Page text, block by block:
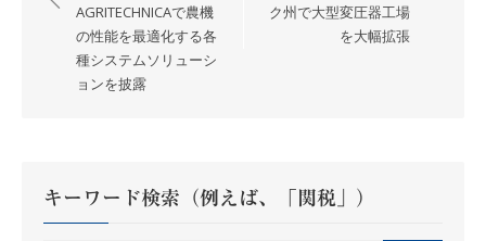
ナ
ン
AGRITECHNICAで農機
の性能を最適化する各
種システムソリューシ
ョンを披露
ク州で大型変圧器工場
を大幅拡張
キーワード検索（例えば、「関税」）